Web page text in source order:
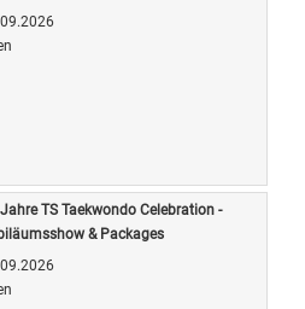
TS Taekwondo Celebration -
& Packages